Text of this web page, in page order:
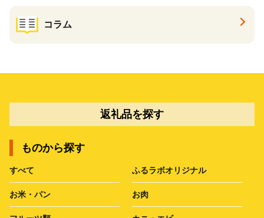
コラム
返礼品を探す
ものから探す
すべて ふるラボオリジナル
お米・パン お肉